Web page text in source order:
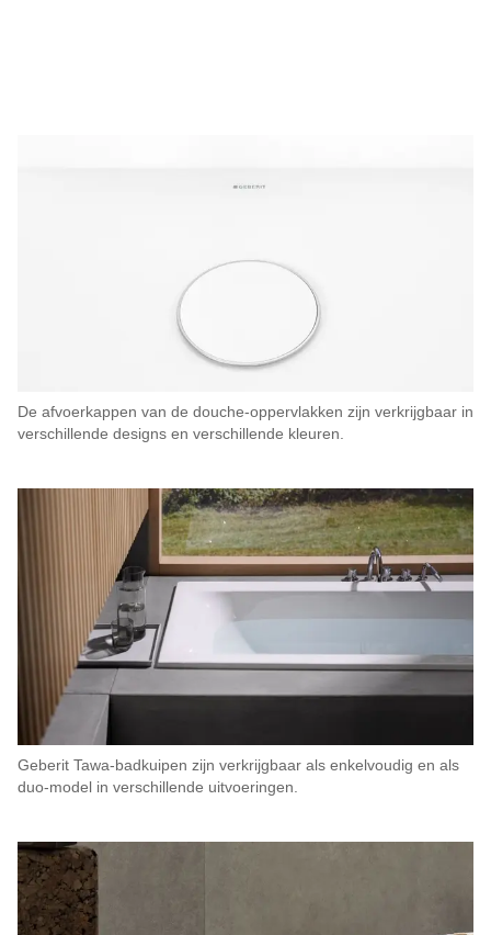
De afvoerkappen van de douche-oppervlakken zijn verkrijgbaar in
verschillende designs en verschillende kleuren.
Geberit Tawa-badkuipen zijn verkrijgbaar als enkelvoudig en als
duo-model in verschillende uitvoeringen.